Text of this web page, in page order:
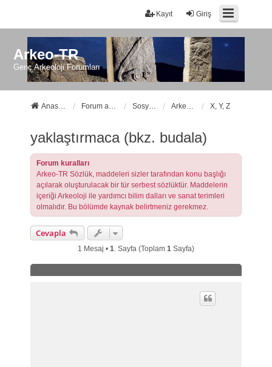
Giriş
Kayıt
Arkeo-TR
Genç Arkeoloji Forumları
Anasayfa Forum ana sayfa Sosyal Forumlarımız Arkeo-TR Sözlük X, Y, Z
yaklaştırmaca (bkz. budala)
Forum kuralları
Arkeo-TR Sözlük, maddeleri sizler tarafından konu başlığı
açılarak oluşturulacak bir tür serbest sözlüktür. Maddelerin
içeriği Arkeoloji ile yardımcı bilim dalları ve sanat terimleri
olmalıdır. Bu bölümde kaynak belirtmeniz gerekmez.
Cevapla
1 Mesaj • 1. Sayfa (Toplam 1Sayfa)